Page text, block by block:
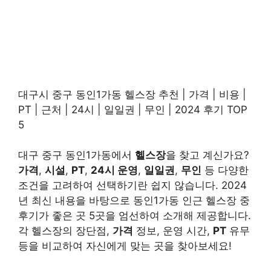
대구시 중구 동인1가동 헬스장 추천 | 가격 | 비용 |
PT | 근처 | 24시 | 일일권 | 무인 | 2024 후기 TOP
5
대구 중구 동인1가동에서 헬스장을 찾고 계신가요?
가격, 시설, PT, 24시 운영, 일일권, 무인 등 다양한
조건을 고려하여 선택하기란 쉽지 않습니다. 2024
년 최신 내용을 바탕으로 동인1가동 인근 헬스장 중
후기가 좋은 곳 5곳을 엄선하여 소개해 제공합니다.
각 헬스장의 장단점, 가격 정보, 운영 시간, PT 유무
등을 비교하여 자신에게 맞는 곳을 찾아보세요!